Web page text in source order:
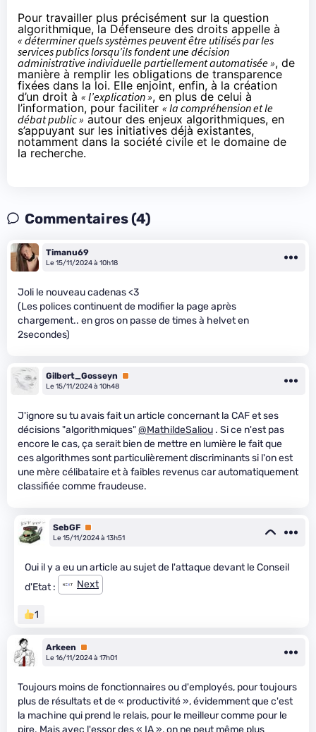
Pour travailler plus précisément sur la question
algorithmique, la Défenseure des droits appelle à
« déterminer quels systèmes peuvent être utilisés par les
services publics lorsqu’ils fondent une décision
administrative individuelle partiellement automatisée », de
manière à remplir les obligations de transparence
fixées dans la loi. Elle enjoint, enfin, à la création
d’un droit à « l’explication », en plus de celui à
l’information, pour faciliter « la compréhension et le
débat public »autour des enjeux algorithmiques, en
s’appuyant sur les initiatives déjà existantes,
notamment dans la société civile et le domaine de
la recherche.
Commentaires (4)
Timanu69
Le 15/11/2024 à 10h18
Joli le nouveau cadenas <3
(Les polices continuent de modifier la page après
chargement.. en gros on passe de times à helvet en
2secondes)
Gilbert_Gosseyn
Premium
Le 15/11/2024 à 10h48
J'ignore su tu avais fait un article concernant la CAF et ses
décisions "algorithmiques"@MathildeSaliou . Si ce n'est pas
encore le cas, ça serait bien de mettre en lumière le fait que
ces algorithmes sont particulièrement discriminants si l'on est
une mère célibataire et à faibles revenus car automatiquement
classifiée comme fraudeuse.
SebGF Premium
Le 15/11/2024 à 13h51
Oui il y a eu un article au sujet de l'attaque devant le Conseil
d'Etat :
Next
1
Arkeen
Premium
Le 16/11/2024 à 17h01
Toujours moins de fonctionnaires ou d'employés, pour toujours
plus de résultats et de « productivité », évidemment que c'est
la machine qui prend le relais, pour le meilleur comme pour le
pire. Mais avec l'essor des « IA », on ne peut même plus